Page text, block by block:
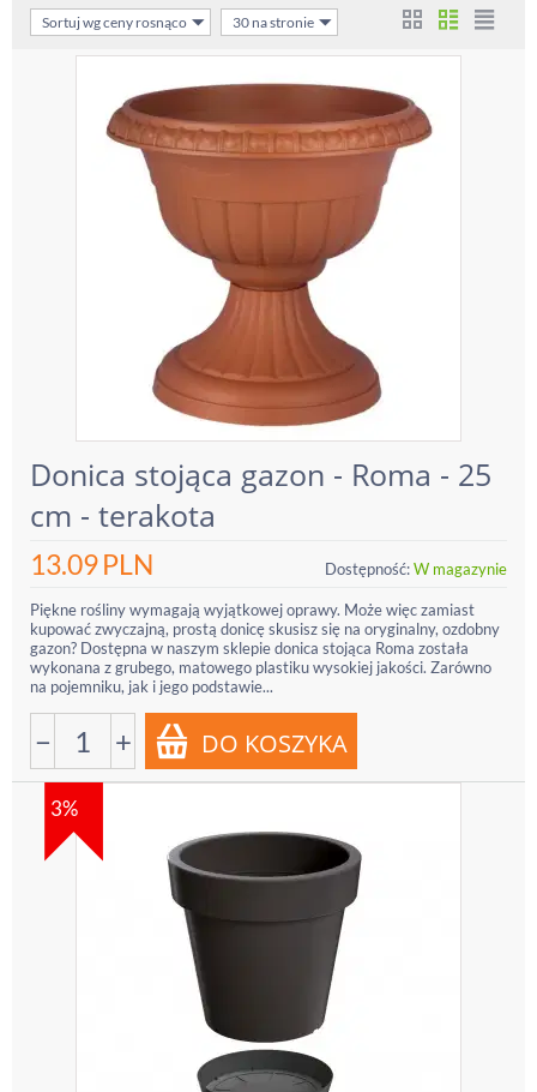
Sortuj wg ceny rosnąco 30 na stronie
Donica stojąca gazon - Roma - 25
cm - terakota
13.09PLN Dostępność:W magazynie
Piękne rośliny wymagają wyjątkowej oprawy. Może więc zamiast
kupować zwyczajną, prostą donicę skusisz się na oryginalny, ozdobny
gazon? Dostępna w naszym sklepie donica stojąca Roma została
wykonana z grubego, matowego plastiku wysokiej jakości. Zarówno
na pojemniku, jak i jego podstawie...
− +
3%